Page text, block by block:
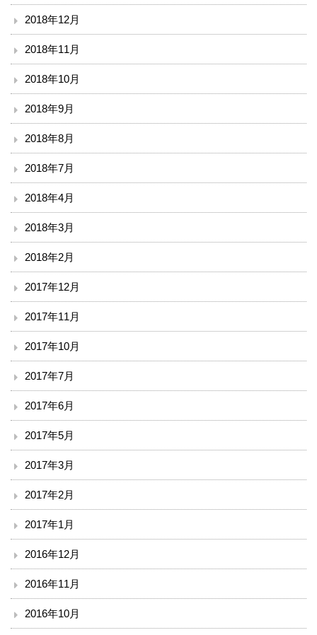
2018年12月
2018年11月
2018年10月
2018年9月
2018年8月
2018年7月
2018年4月
2018年3月
2018年2月
2017年12月
2017年11月
2017年10月
2017年7月
2017年6月
2017年5月
2017年3月
2017年2月
2017年1月
2016年12月
2016年11月
2016年10月